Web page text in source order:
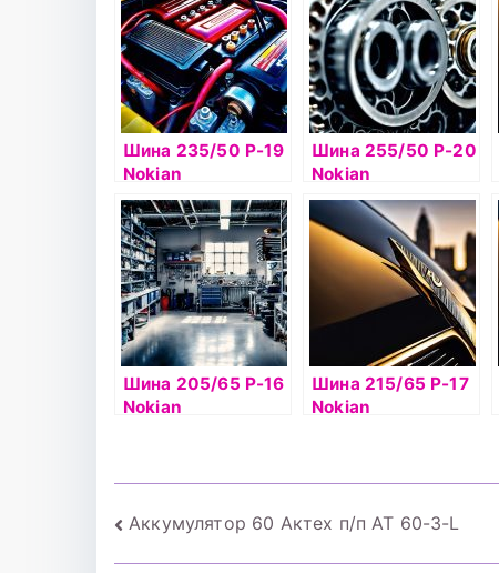
Шина 235/50 Р-19
Nokian
Hakkapelitta 9 SUV
103T б/к шип
Шина 255/50 Р-20
Nokian
Hakkapelitta 8 SUV
109T б/к шип
Шина 205/65 Р-16
Nokian
Шина 215/65 Р-17
Nokian
Навигация
Аккумулятор 60 Актех п/п AT 60-3-L